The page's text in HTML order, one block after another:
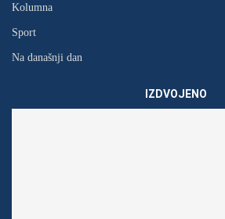
Kolumna
Sport
Na današnji dan
IZDVOJENO